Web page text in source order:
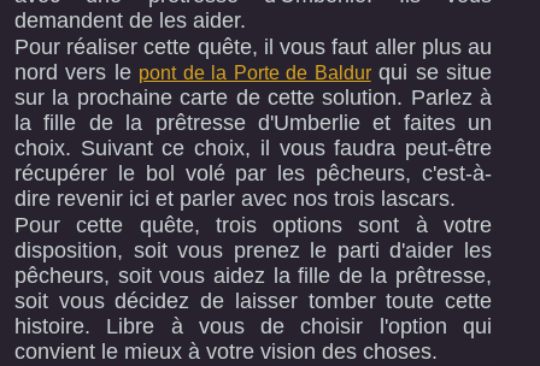
demandent de les aider.
Pour réaliser cette quête, il vous faut aller plus au
nord vers le pont de la Porte de Baldurqui se situe
sur la prochaine carte de cette solution. Parlez à
la fille de la prêtresse d'Umberlie et faites un
choix. Suivant ce choix, il vous faudra peut-être
récupérer le bol volé par les pêcheurs, c'est-à-
dire revenir ici et parler avec nos trois lascars.
Pour cette quête, trois options sont à votre
disposition, soit vous prenez le parti d'aider les
pêcheurs, soit vous aidez la fille de la prêtresse,
soit vous décidez de laisser tomber toute cette
histoire. Libre à vous de choisir l'option qui
convient le mieux à votre vision des choses.